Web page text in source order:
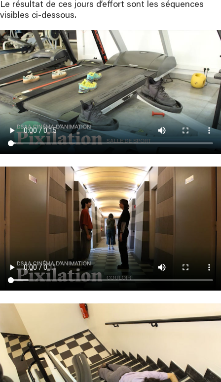
Le résultat de ces jours d’effort sont les séquences
visibles ci-dessous.